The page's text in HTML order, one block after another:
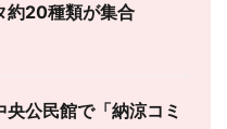
約20種類が集合
央公民館で「納涼コミ